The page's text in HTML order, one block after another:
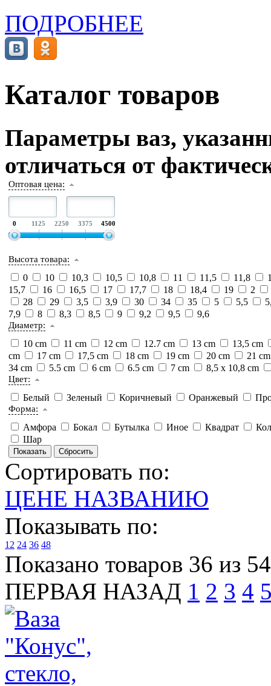
ПОДРОБНЕЕ
Каталог товаров
Параметры ваз,
отличаться от
Оптовая цена:
0 1125 2250 3375 4500
Высота товара:
0 10 10,3 10,5 10,8 11 11,5 11,8
15,7
16 16,5 17 17,7 18 18,4 19 2
28
29 3,5 3,9 30 34 35 5 5,5
7,9
8 8,3 8,5 9 9,2 9,5 9,6
Диаметр:
10 cm 11 cm 12 cm 12.7 cm 13 cm
13,5 cm
cm
17 cm 17,5 cm 18 cm 19 cm 20 cm
21
34 cm
5.5 cm 6 cm 6.5 cm 7 cm 8,5 х 10,8 cm
Цвет:
Белый Зеленый Коричневый Оранжевый
Форма:
Амфора Бокал Бутылка Иное Квадрат
Шар
Сортировать по:
ЦЕНЕ НАЗВАНИЮ
Показывать по:
12 24 36 48
Показано товаров 36 из
ПЕРВАЯ НАЗАД 1 2 3 4